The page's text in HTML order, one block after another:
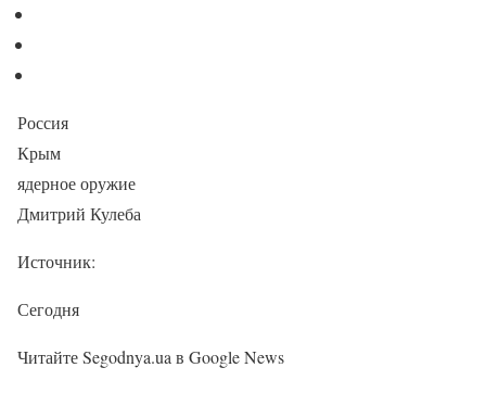
Россия
Крым
ядерное оружие
Дмитрий Кулеба
Источник:
Сегодня
Читайте Segodnya.ua в Google News